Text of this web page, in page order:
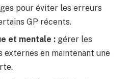
pour éviter les erreurs
GP récents.
et mentale : gérer les
en maintenant une